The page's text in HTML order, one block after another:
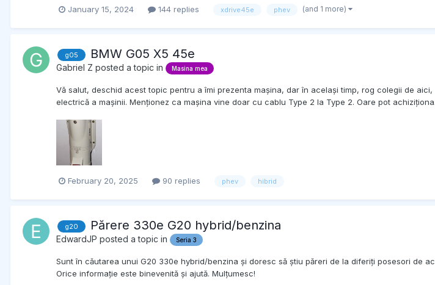
January 15, 2024 144 replies xdrive45e phev (and 1 more)
g05 BMW G05 X5 45e
Gabriel Z posted a topic in Masina mea
Vă salut, deschid acest topic pentru a îmi prezenta mașina, dar în același timp, rog colegii de
electrică a mașinii. Menționez ca mașina vine doar cu cablu Type 2 la Type 2. Oare pot
February 20, 2025 90 replies phev hibrid
g20 Părere 330e G20 hybrid/benzina
EdwardJP posted a topic in Seria 3
Sunt în căutarea unui G20 330e hybrid/benzina și doresc să știu păreri de la diferiți posesori de
Orice informație este binevenită și ajută. Mulțumesc!